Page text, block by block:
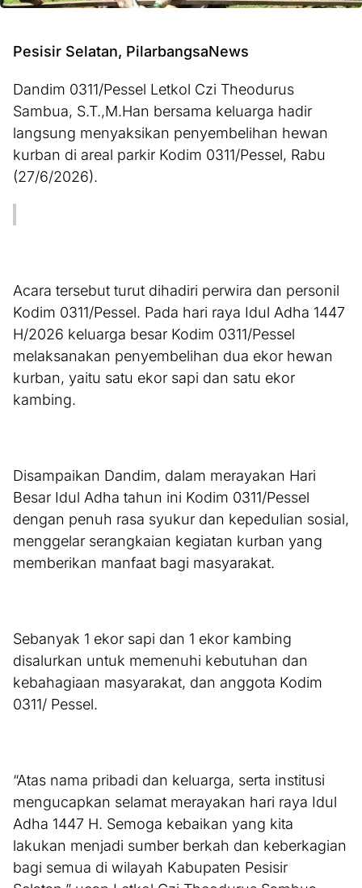
Pesisir Selatan, PilarbangsaNews
Dandim 0311/Pessel Letkol Czi Theodurus
Sambua, S.T.,M.Han bersama keluarga hadir
langsung menyaksikan penyembelihan hewan
kurban di areal parkir Kodim 0311/Pessel, Rabu
(27/6/2026).
Acara tersebut turut dihadiri perwira dan personil
Kodim 0311/Pessel. Pada hari raya Idul Adha 1447
H/2026 keluarga besar Kodim 0311/Pessel
melaksanakan penyembelihan dua ekor hewan
kurban, yaitu satu ekor sapi dan satu ekor
kambing.
Disampaikan Dandim, dalam merayakan Hari
Besar Idul Adha tahun ini Kodim 0311/Pessel
dengan penuh rasa syukur dan kepedulian sosial,
menggelar serangkaian kegiatan kurban yang
memberikan manfaat bagi masyarakat.
Sebanyak 1 ekor sapi dan 1 ekor kambing
disalurkan untuk memenuhi kebutuhan dan
kebahagiaan masyarakat, dan anggota Kodim
0311/ Pessel.
“Atas nama pribadi dan keluarga, serta institusi
mengucapkan selamat merayakan hari raya Idul
Adha 1447 H. Semoga kebaikan yang kita
lakukan menjadi sumber berkah dan keberkagian
bagi semua di wilayah Kabupaten Pesisir